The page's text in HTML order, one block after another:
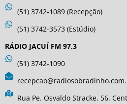
(51) 3742-1089 (Recepção)
(51) 3742-3573 (Estúdio)
RÁDIO JACUÍ FM 97,3
(51) 3742-1090
Rua Pe. Osvaldo Stracke, 56.